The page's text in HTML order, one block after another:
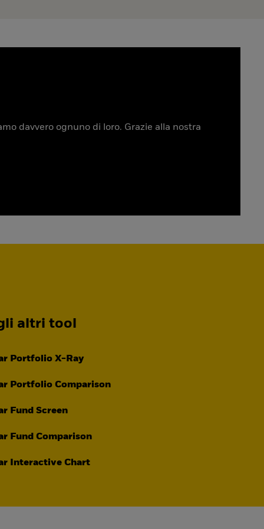
davvero ognuno di loro. Grazie alla nostra
altri tool
Portfolio X-Ray
Portfolio Comparison
Fund Screen
Fund Comparison
Interactive Chart